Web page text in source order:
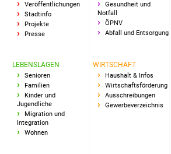
Veröffentlichungen
Stadtinfo
Projekte
Presse
Gesundheit und
Notfall
ÖPNV
Abfall und Entsorgung
LEBENSLAGEN
Senioren
Familien
Kinder und
Jugendliche
Migration und
Integration
Wohnen
WIRTSCHAFT
Haushalt & Infos
Wirtschaftsförderung
Ausschreibungen
Gewerbeverzeichnis